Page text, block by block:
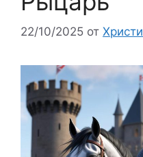
22/10/2025 от